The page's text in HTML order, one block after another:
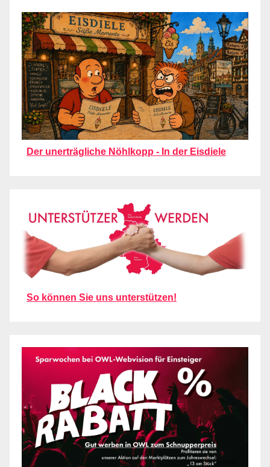
Der unerträgliche Nöhlkopp - In der Eisdiele
So können Sie uns unterstützen!